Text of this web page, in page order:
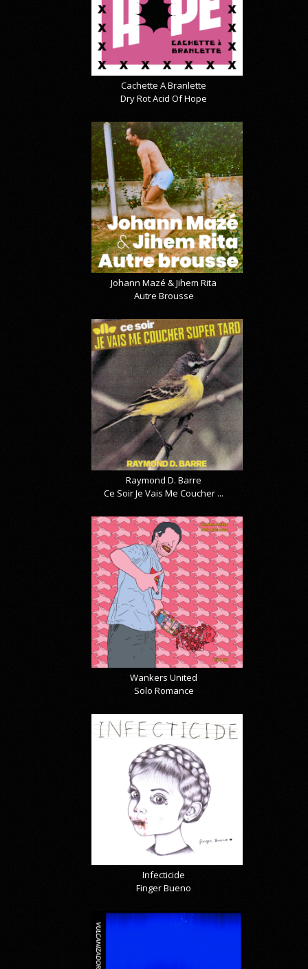
Cachette A Branlette
Dry Rot Acid Of Hope
Johann Mazé & Jihem Rita
Autre Brousse
Raymond D. Barre
Ce Soir Je Vais Me Coucher ...
Wankers United
Solo Romance
Infecticide
Finger Bueno